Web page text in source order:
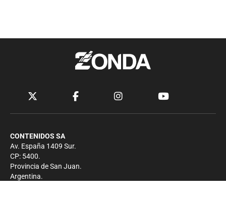
CONTENIDOS SA
Av. España 1409 Sur.
CP: 5400.
Provincia de San Juan.
Argentina.